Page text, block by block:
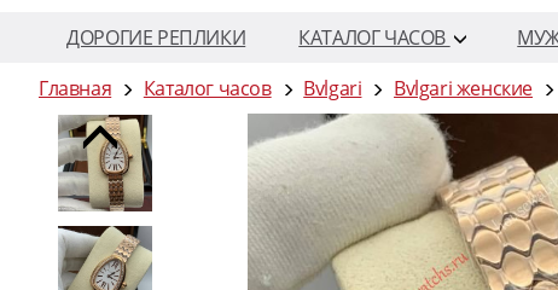
ДОРОГИЕ РЕПЛИКИ КАТАЛОГ ЧАСОВ
Главная
Каталог часов Bvlgari Bvlgari женские